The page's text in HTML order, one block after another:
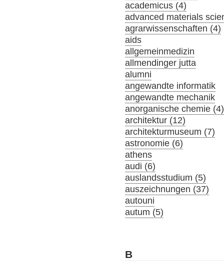
academicus (4)
advanced materials
agrarwissenschaften (4)
aids
allgemeinmedizin
allmendinger jutta
alumni
angewandte informatik
angewandte mechanik
anorganische chemie (4)
architektur (12)
architekturmuseum (7)
astronomie (6)
athens
audi (6)
auslandsstudium (5)
auszeichnungen (37)
autouni
autum (5)
B